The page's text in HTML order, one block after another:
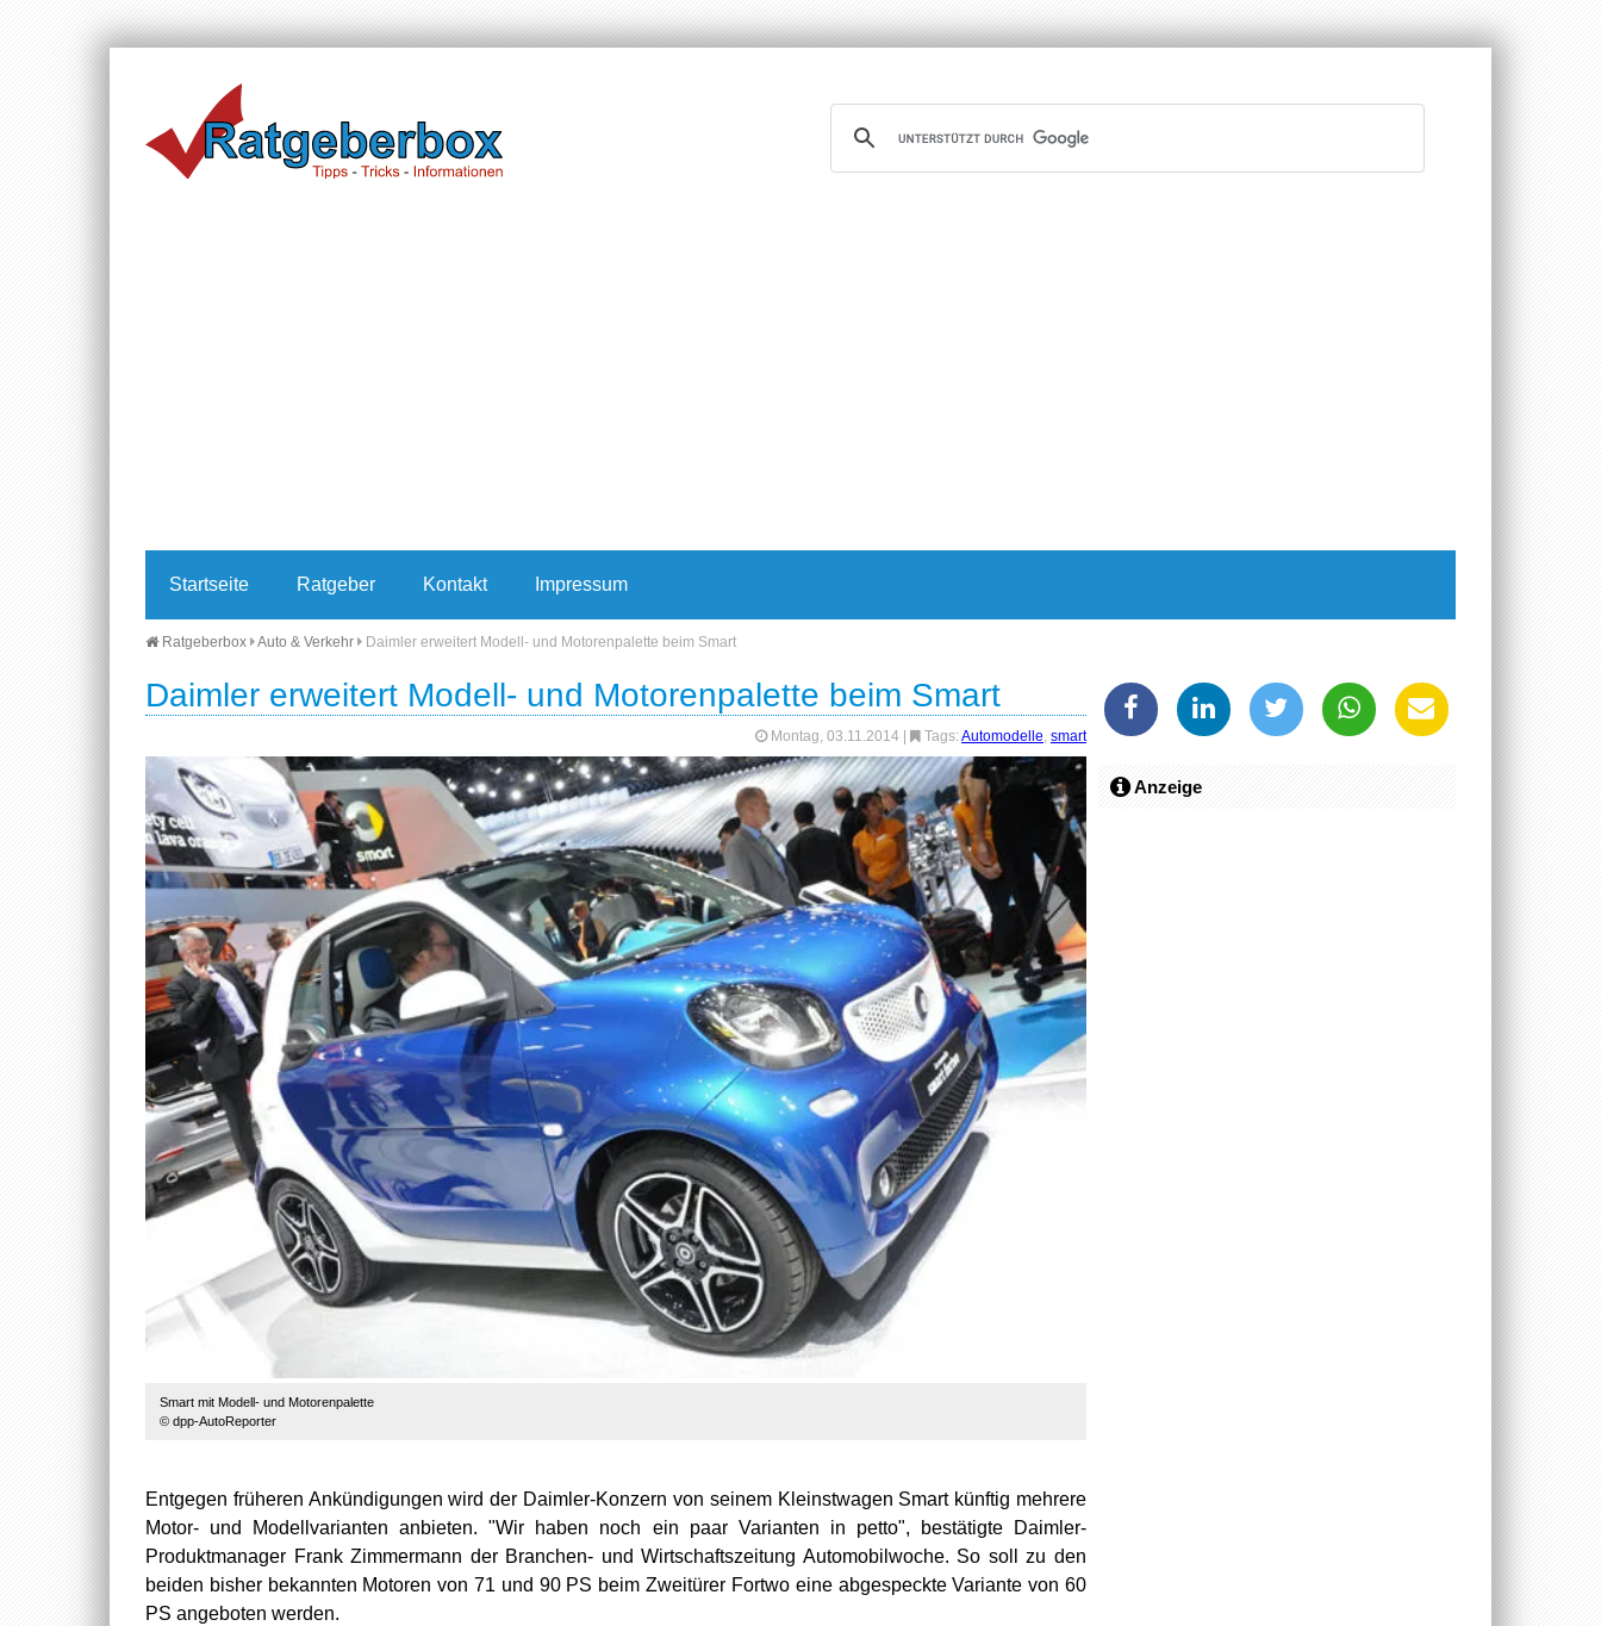
Startseite Ratgeber Kontakt Impressum
Ratgeberbox Auto & Verkehr Daimler erweitert Modell- und Motorenpalette beim Smart
Daimler erweitert Modell- und Motorenpalette beim Smart
Montag, 03.11.2014 Tags: Automodelle, smart
Smart mit Modell- und Motorenpalette
© dpp-AutoReporter
Entgegen früheren Ankündigungen wird der Daimler-Konzern von seinem Kleinstwagen Smart künftig mehrere
Motor- und Modellvarianten anbieten. "Wir haben noch ein paar Varianten in petto", bestätigte Daimler-
Produktmanager Frank Zimmermann der Branchen- und Wirtschaftszeitung Automobilwoche. So soll zu den
beiden bisher bekannten Motoren von 71 und 90 PS beim Zweitürer Fortwo eine abgespeckte Variante von 60
PS angeboten werden.
Anzeige